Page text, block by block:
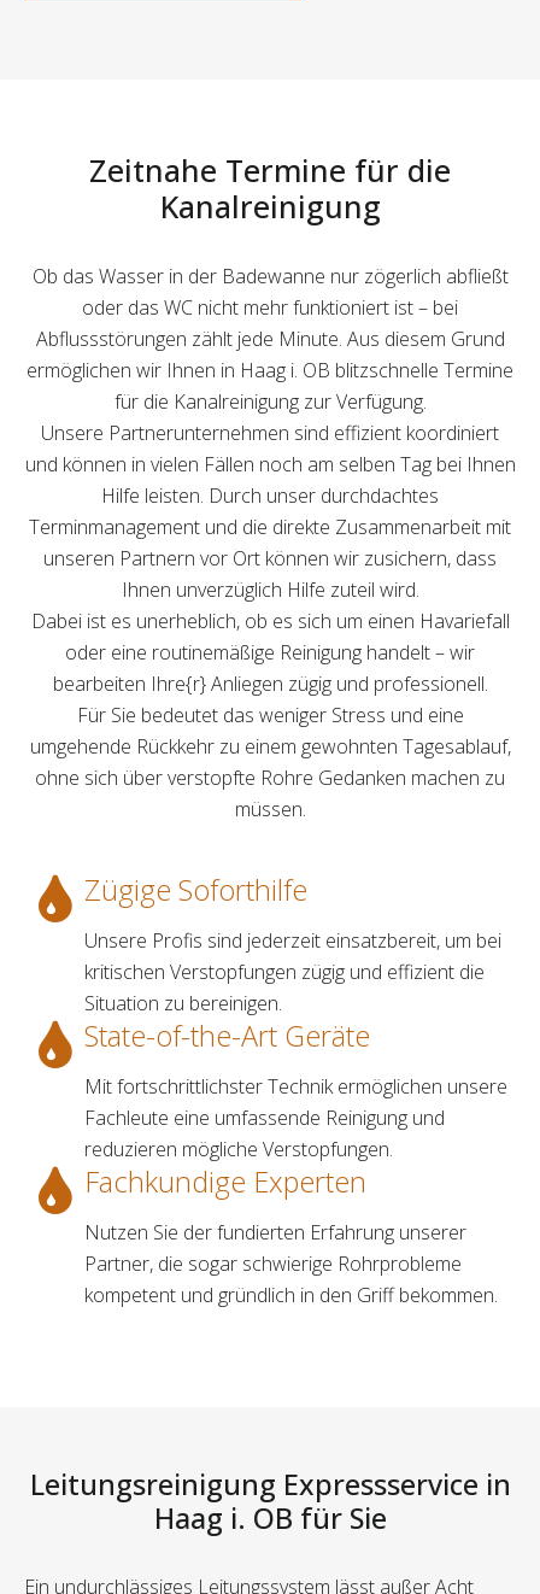
Zeitnahe Termine für die
Kanalreinigung
Ob das Wasser in der Badewanne nur zögerlich abfließt
oder das WC nicht mehr funktioniert ist – bei
Abflussstörungen zählt jede Minute. Aus diesem Grund
ermöglichen wir Ihnen in Haag i. OB blitzschnelle Termine
für die Kanalreinigung zur Verfügung.
Unsere Partnerunternehmen sind effizient koordiniert
und können in vielen Fällen noch am selben Tag bei Ihnen
Hilfe leisten. Durch unser durchdachtes
Terminmanagement und die direkte Zusammenarbeit mit
unseren Partnern vor Ort können wir zusichern, dass
Ihnen unverzüglich Hilfe zuteil wird.
Dabei ist es unerheblich, ob es sich um einen Havariefall
oder eine routinemäßige Reinigung handelt – wir
bearbeiten Ihre{r} Anliegen zügig und professionell.
Für Sie bedeutet das weniger Stress und eine
umgehende Rückkehr zu einem gewohnten Tagesablauf,
ohne sich über verstopfte Rohre Gedanken machen zu
müssen.
Zügige Soforthilfe
Unsere Profis sind jederzeit einsatzbereit, um bei
kritischen Verstopfungen zügig und effizient die
Situation zu bereinigen.
State-of-the-Art Geräte
Mit fortschrittlichster Technik ermöglichen unsere
Fachleute eine umfassende Reinigung und
reduzieren mögliche Verstopfungen.
Fachkundige Experten
Nutzen Sie der fundierten Erfahrung unserer
Partner, die sogar schwierige Rohrprobleme
kompetent und gründlich in den Griff bekommen.
Leitungsreinigung Expressservice in
Haag i. OB für Sie
Ein undurchlässiges Leitungssystem lässt außer Acht